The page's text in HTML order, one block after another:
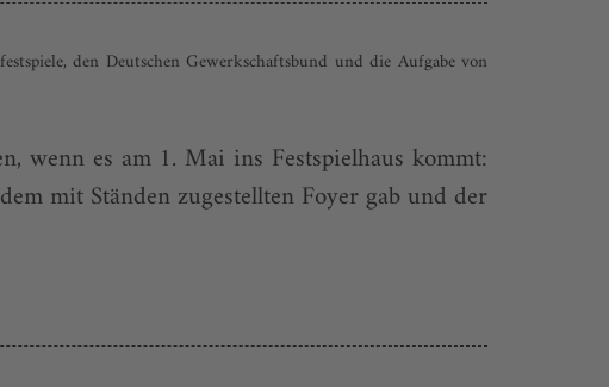
den Deutschen Gewerkschaftsbund und die Aufgabe von
wenn es am 1. Mai ins Festspielhaus kommt:
mit Ständen zugestellten Foyer gab und der